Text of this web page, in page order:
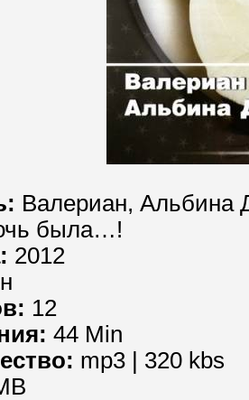
Валериан, Альбина
была…!
2012
12
44 Min
mp3 | 320 kbs